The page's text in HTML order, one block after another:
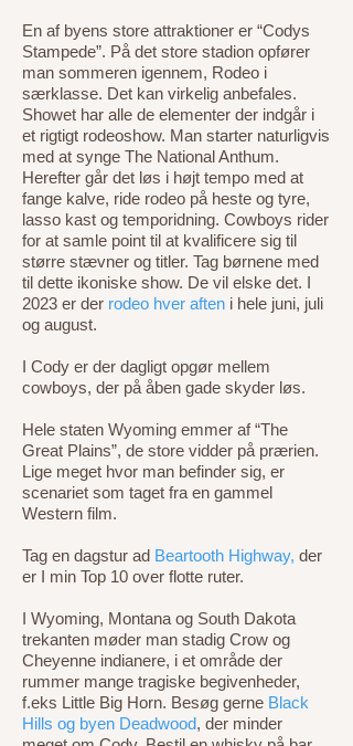
En af byens store attraktioner er “Codys
Stampede”. På det store stadion opfører
man sommeren igennem, Rodeo i
særklasse. Det kan virkelig anbefales.
Showet har alle de elementer der indgår i
et rigtigt rodeoshow. Man starter naturligvis
med at synge The National Anthum.
Herefter går det løs i højt tempo med at
fange kalve, ride rodeo på heste og tyre,
lasso kast og temporidning. Cowboys rider
for at samle point til at kvalificere sig til
større stævner og titler. Tag børnene med
til dette ikoniske show. De vil elske det. I
2023 er der rodeo hver aften i hele juni, juli
og august.
I Cody er der dagligt opgør mellem
cowboys, der på åben gade skyder løs.
Hele staten Wyoming emmer af “The
Great Plains”, de store vidder på prærien.
Lige meget hvor man befinder sig, er
scenariet som taget fra en gammel
Western film.
Tag en dagstur ad Beartooth Highway, der
er I min Top 10 over flotte ruter.
I Wyoming, Montana og South Dakota
trekanten møder man stadig Crow og
Cheyenne indianere, i et område der
rummer mange tragiske begivenheder,
f.eks Little Big Horn. Besøg gerne Black
Hills og byen Deadwood, der minder